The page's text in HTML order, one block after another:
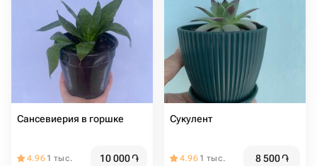
Сансевиерия в горшке
4.96 1 тыс. 10 000֏
Сукулент
4.96 1 тыс. 8 500֏